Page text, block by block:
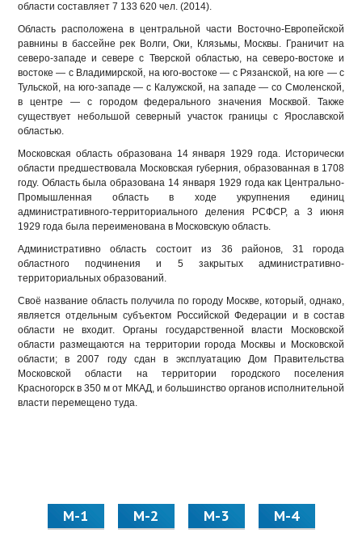
области составляет 7 133 620 чел. (2014).
Область расположена в центральной части Восточно-Европейской
равнины в бассейне рек Волги, Оки, Клязьмы, Москвы. Граничит на
северо-западе и севере с Тверской областью, на северо-востоке и
востоке — с Владимирской, на юго-востоке — с Рязанской, на юге — с
Тульской, на юго-западе — с Калужской, на западе — со Смоленской,
в центре — с городом федерального значения Москвой. Также
существует небольшой северный участок границы с Ярославской
областью.
Московская область образована 14 января 1929 года. Исторически
области предшествовала Московская губерния, образованная в 1708
году. Область была образована 14 января 1929 года как Центрально-
Промышленная область в ходе укрупнения единиц
административного-территориального деления РСФСР, а 3 июня
1929 года была переименована в Московскую область.
Административно область состоит из 36 районов, 31 города
областного подчинения и 5 закрытых административно-
территориальных образований.
Своё название область получила по городу Москве, который, однако,
является отдельным субъектом Российской Федерации и в состав
области не входит. Органы государственной власти Московской
области размещаются на территории города Москвы и Московской
области; в 2007 году сдан в эксплуатацию Дом Правительства
Московской области на территории городского поселения
Красногорск в 350 м от МКАД, и большинство органов исполнительной
власти перемещено туда.
М-1 М-2 М-3
М-4